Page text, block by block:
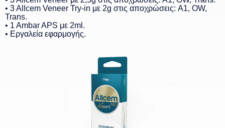
• 3 Allcem Veneer Try-in με 2g στις αποχρώσεις: A1, OW,
Trans.
• 1 Ambar APS με 2ml.
• Εργαλεία εφαρμογής.